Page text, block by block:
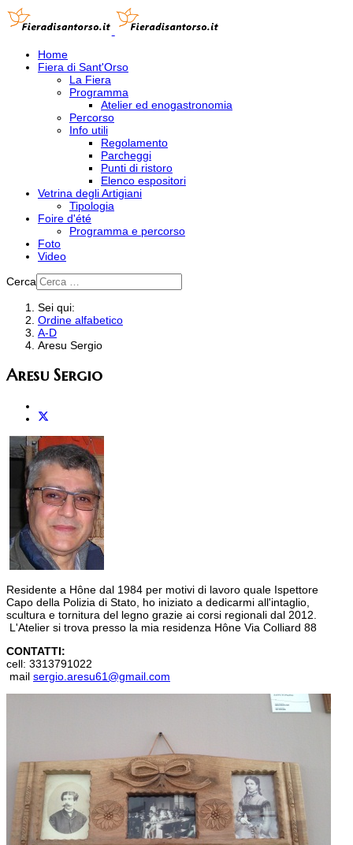
Home
Fiera di Sant'Orso
La Fiera
Programma
Atelier ed enogastronomia
Percorso
Info utili
Regolamento
Parcheggi
Punti di ristoro
Elenco espositori
Vetrina degli Artigiani
Tipologia
Foire d'été
Programma e percorso
Foto
Video
Cerca
Sei qui:
Ordine alfabetico
A-D
Aresu Sergio
Aresu Sergio
Residente a Hône dal 1984 per motivi di lavoro quale Ispettore
Capo della Polizia di Stato, ho iniziato a dedicarmi all'intaglio,
scultura e tornitura del legno grazie ai corsi regionali dal 2012.
L'Atelier si trova presso la mia residenza Hône Via Colliard 88
CONTATTI:
cell: 3313791022
mail sergio.aresu61@gmail.com